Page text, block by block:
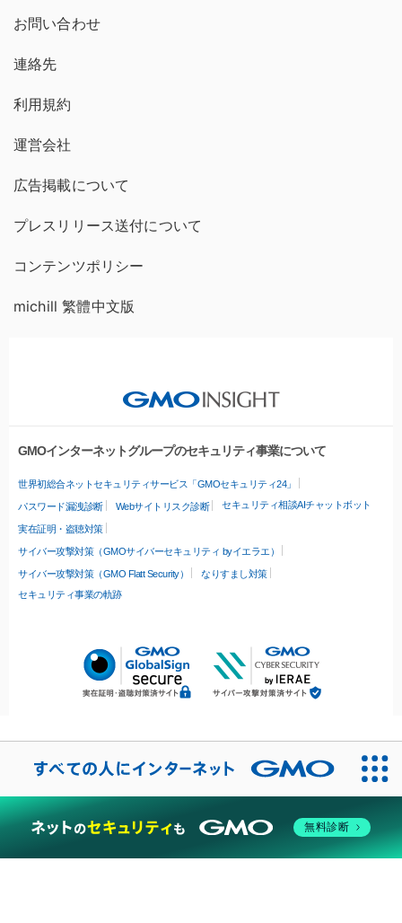
お問い合わせ
連絡先
利用規約
運営会社
広告掲載について
プレスリリース送付について
コンテンツポリシー
michill 繁體中文版
GMOインターネットグループのセキュリティ事業について
世界初総合ネットセキュリティサービス「GMOセキュリティ24」
パスワード漏洩診断 Webサイトリスク診断 セキュリティ相談AIチャットボット
実在証明・盗聴対策
サイバー攻撃対策（GMOサイバーセキュリティ byイエラエ）
サイバー攻撃対策（GMO Flatt Security）
なりすまし対策
セキュリティ事業の軌跡
無料診断